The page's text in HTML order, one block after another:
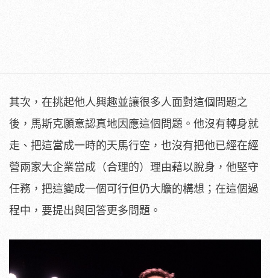
其次，在挑起他人興趣並讓很多人面對這個問題之
後，馬斯克願意認真地因應這個問題。他沒有轉身就
走、把這當成一時的天馬行空，也沒有把他已經在經
營兩家大企業當成（合理的）理由藉以脫身，他堅守
任務，把這變成一個可行但仍大膽的構想；在這個過
程中，要提出與回答更多問題。